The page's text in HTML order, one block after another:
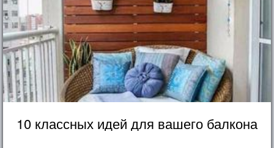
10 классных идей для вашего балкона